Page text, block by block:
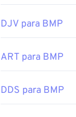
Adobe Illustrator
Microsoft Photos
DJV para BMP
ART para BMP
DDS para BMP